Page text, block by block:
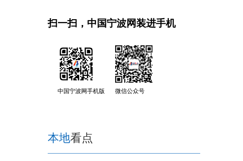
扫一扫，中国宁波网装进手机
中国宁波网手机版 微信公众号
本地看点